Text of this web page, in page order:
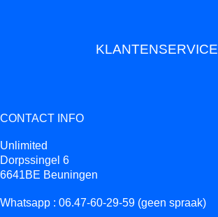
KLANTENSERVICE
CONTACT INFO
Unlimited
Dorpssingel 6
6641BE Beuningen
Whatsapp : 06.47-60-29-59 (geen spraak)